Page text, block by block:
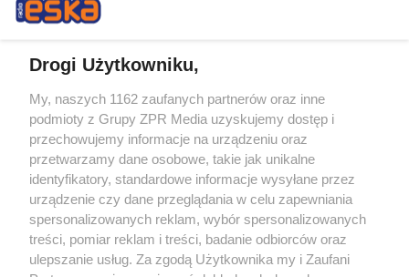
Żaden utwór zamieszczony w serwisie nie może być powielany i
rozpowszechniany lub dalej rozpowszechniany w jakikolwiek sposób (w
tym także elektroniczny lub mechaniczny) na jakimkolwiek polu
eksploatacji w jakiejkolwiek formie, włącznie z umieszczaniem w
Internecie bez pisemnej zgody właściciela praw. Jakiekolwiek użycie lub
wykorzystanie utworów w całości lub w części z naruszeniem prawa,
tzn. bez właściwej zgody, jest zabronione pod groźbą kary i może być
ścigane prawnie.
Drogi Użytkowniku,
My, naszych 1162 zaufanych partnerów oraz inne
podmioty z Grupy ZPR Media uzyskujemy dostęp i
przechowujemy informacje na urządzeniu oraz
przetwarzamy dane osobowe, takie jak unikalne
identyfikatory, standardowe informacje wysyłane przez
urządzenie czy dane przeglądania w celu zapewniania
spersonalizowanych reklam, wybór spersonalizowanych
treści, pomiar reklam i treści, badanie odbiorców oraz
ulepszanie usług. Za zgodą Użytkownika my i Zaufani